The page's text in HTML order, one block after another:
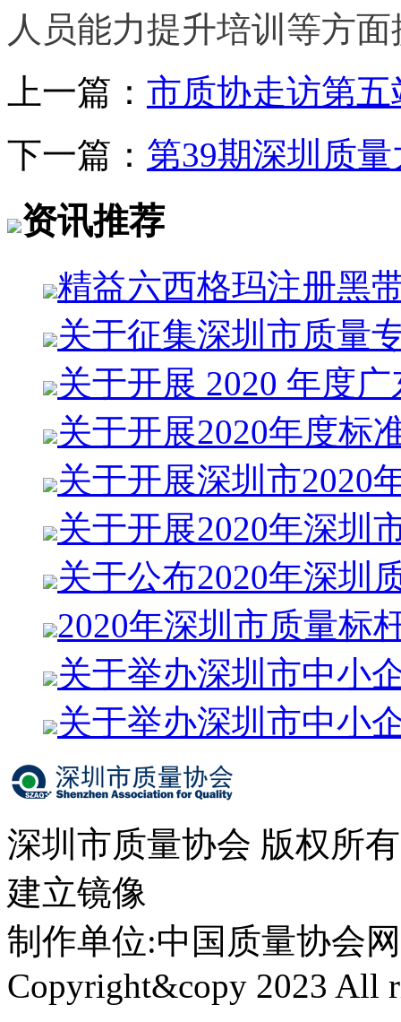
人员能力提升培训等方
上一篇： 市质协走访第
下一篇： 第39期深圳质
资讯推荐
精益六西格玛注册黑
关于征集深圳市质量
关于开展 2020 年度
关于开展2020年度标
关于开展深圳市2020
关于开展2020年深圳
关于公布2020年深圳
2020年深圳市质量标
关于举办深圳市中小
关于举办深圳市中小
深圳市质量协会 版权所
建立镜像
制作单位:中国质量协会
Copyright&copy 2023 All